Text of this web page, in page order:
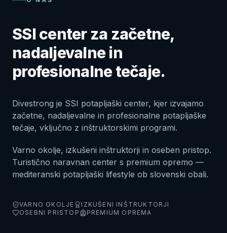
SSI center za začetne,
nadaljevalne in
profesionalne tečaje.
Divestrong je SSI potapljaški center, kjer izvajamo
začetne, nadaljevalne in profesionalne potapljaške
tečaje, vključno z inštruktorskimi programi.
Varno okolje, izkušeni inštruktorji in oseben pristop.
Turistično naravnan center s premium opremo —
mediteranski potapljaški lifestyle ob slovenski obali.
VARNO OKOLJE
IZKUŠENI INŠTRUKTORJI
OSEBNI PRISTOP
PREMIUM OPREMA